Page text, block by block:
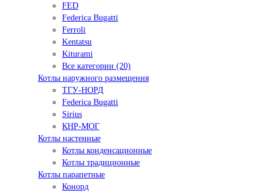
FED
Federica Bugatti
Ferroli
Kentatsu
Kiturami
Все категории (20)
Котлы наружного размещения
ТГУ-НОРД
Federica Bugatti
Sirius
КНР-МОГ
Котлы настенные
Котлы конденсационные
Котлы традиционные
Котлы парапетные
Конорд